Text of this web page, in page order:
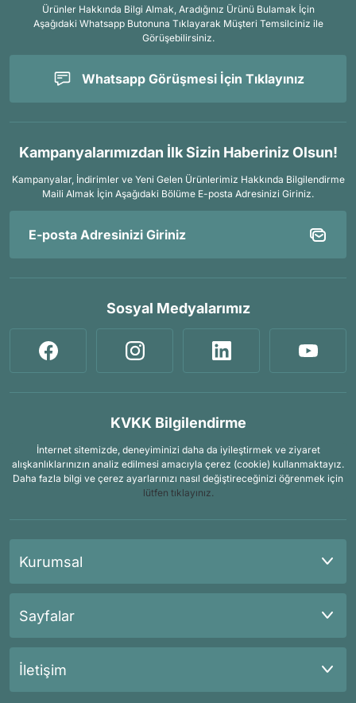
Ürünler Hakkında Bilgi Almak, Aradığınız Ürünü Bulamak İçin
Aşağıdaki Whatsapp Butonuna Tıklayarak Müşteri Temsilciniz ile
Görüşebilirsiniz.
Whatsapp Görüşmesi İçin Tıklayınız
Kampanyalarımızdan İlk Sizin Haberiniz Olsun!
Kampanyalar, İndirimler ve Yeni Gelen Ürünlerimiz Hakkında Bilgilendirme
Maili Almak İçin Aşağıdaki Bölüme E-posta Adresinizi Giriniz.
Sosyal Medyalarımız
KVKK Bilgilendirme
İnternet sitemizde, deneyiminizi daha da iyileştirmek ve ziyaret
alışkanlıklarınızın analiz edilmesi amacıyla çerez (cookie) kullanmaktayız.
Daha fazla bilgi ve çerez ayarlarınızı nasıl değiştireceğinizi öğrenmek için
lütfen tıklayınız.
Kurumsal
Sayfalar
İletişim